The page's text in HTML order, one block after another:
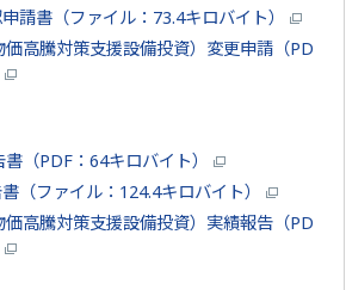
請書（ファイル：73.4キロバイト）
高騰対策支援設備投資）変更申請（PD
書（PDF：64キロバイト）
（ファイル：124.4キロバイト）
高騰対策支援設備投資）実績報告（PD